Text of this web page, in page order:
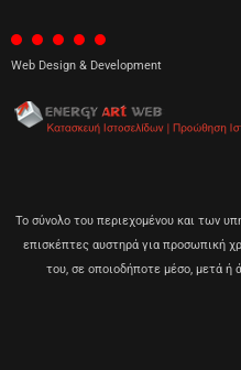
Web Design & Development
Το σύνολο του περιεχομένου και των
επισκέπτες αυστηρά για προσωπική
του, σε οποιοδήποτε μέσο, μετά ή